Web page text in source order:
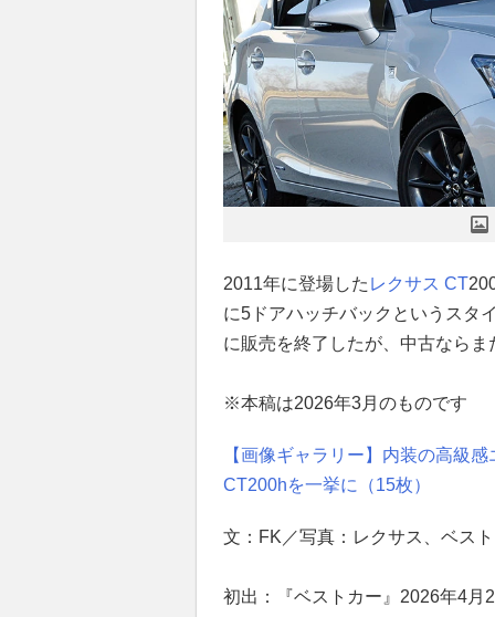
2011年に登場した レクサス CT
に5ドアハッチバックというスタ
に販売を終了したが、中古なら
※本稿は2026年3月のものです
【画像ギャラリー】内装の高級
CT200hを一挙に（15枚）
文：FK／写真：レクサス、ベス
初出：『ベストカー』2026年4月